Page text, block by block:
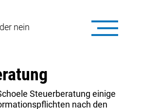
nein
Steuerberatung einige
nach den